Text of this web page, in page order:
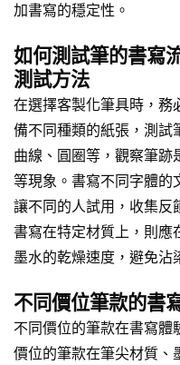
加書寫的穩定性。
如何測試筆的書寫
測試方法
在選擇客製化筆具時，務
備不同種類的紙張，測試
曲線、圓圈等，觀察筆跡
等現象。書寫不同字體的
讓不同的人試用，收集反
書寫在特定材質上，則應
墨水的乾燥速度，避免沾
不同價位筆款的書
不同價位的筆款在書寫體
價位的筆款在筆尖材質、